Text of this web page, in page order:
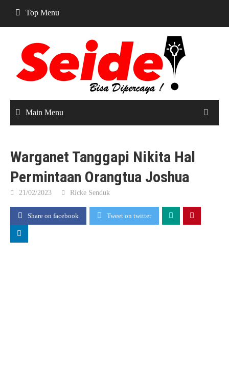
content
Top Menu
Main Menu
Warganet Tanggapi Nikita Hal
Permintaan Orangtua Joshua
21/02/2023 Ricke Senduk
Share on facebook Tweet on twitter